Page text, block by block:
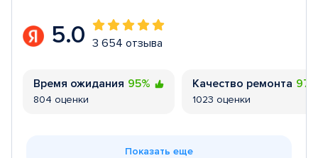
5.0 3 654 отзыва
Время ожидания 95%
804 оценки
Качество ремонта
1023 оценки
Показать еще